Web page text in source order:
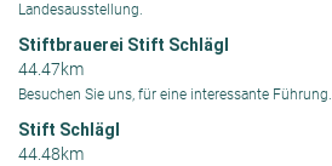
Landesausstellung.
Stiftbrauerei Stift Schlägl
44.47km
Besuchen Sie uns, für eine interessante Führung.
Stift Schlägl
44.48km